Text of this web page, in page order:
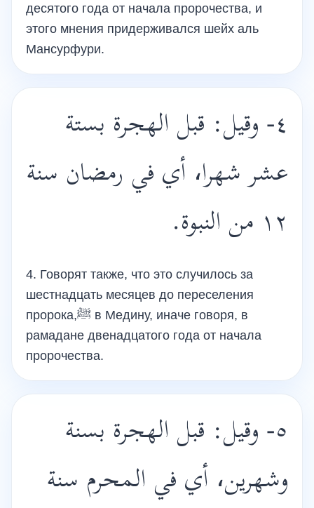
десятого года от начала пророчества, и
этого мнения придерживался шейх аль
Мансурфури.
٤- وقيل: قبل الهجرة بستة
عشر شهرا، أي في رمضان سنة
١٢ من النبوة.
4. Говорят также, что это случилось за
шестнадцать месяцев до переселения
пророка,ﷺ в Медину, иначе говоря, в
рамадане двенадцатого года от начала
пророчества.
٥- وقيل: قبل الهجرة بسنة
وشهرين، أي في المحرم سنة